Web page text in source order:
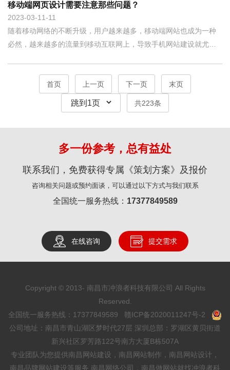
洁 在网速及其
11
2023-03-11
移动端网页设计需要注意那些问题？
随着移动网络的不断升级，用户越来越多，移动端网站也成为一种
必然，越来越多的流量到移动互联网上，导致手机网站建设就尤为
放什么内容等等的排列布局，是整个网站
首页 上一页 下一页 末页
共223条
多一份参考，总有益处
联系我们，免费获得专属《策划方案》及报价
咨询相关问题或预约面谈，可以通过以下方式与我们联系
全国统一服务热线： 17377849589
在线咨询 提交需求
Copyright © 2013- 南昌市冲浪者科技有限公司 All Rights
Reserved.
全国统一服务热线：17377849589 赣ICP备2020011247号-2
公司地址：南昌市青山湖区梦时代27层 深圳总部：罗湖区黄贝街道
新兴社区罗芳路122号南方大厦B栋507A
专业团队为您提供南昌网站建设 ， 南昌网站制作 ， 南昌网站设计 ，
南昌品牌网站建设等服务, 南昌网络公司 ， 南昌做网站就找冲浪者科